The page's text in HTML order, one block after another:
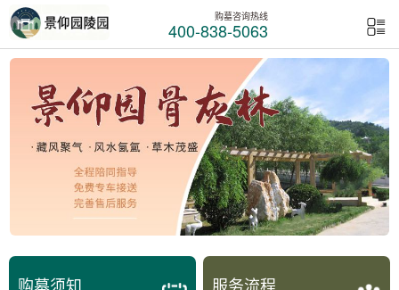
购墓咨询热线
400-838-5063
购墓须知 服务流程